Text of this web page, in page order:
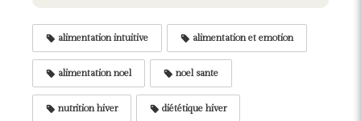
alimentation intuitive alimentation et emotion
alimentation noel noel sante
nutrition hiver diététique hiver